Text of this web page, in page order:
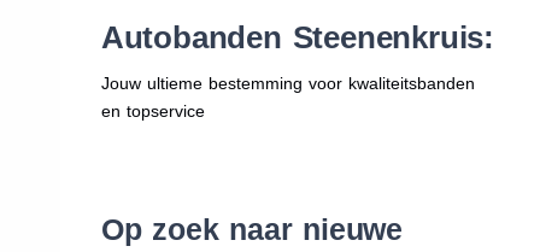
Autobanden Steenenkruis:
Jouw ultieme bestemming voor kwaliteitsbanden
en topservice
Op zoek naar nieuwe